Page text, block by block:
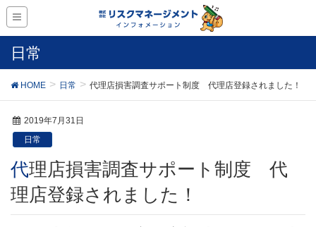
日常
HOME 日常 代理店損害調査サポート制度 代理店登録されました！
2019年7月31日
日常
代理店損害調査サポート制度 代
理店登録されました！